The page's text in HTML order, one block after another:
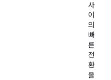
사
이
의
빠
른
전
환
을